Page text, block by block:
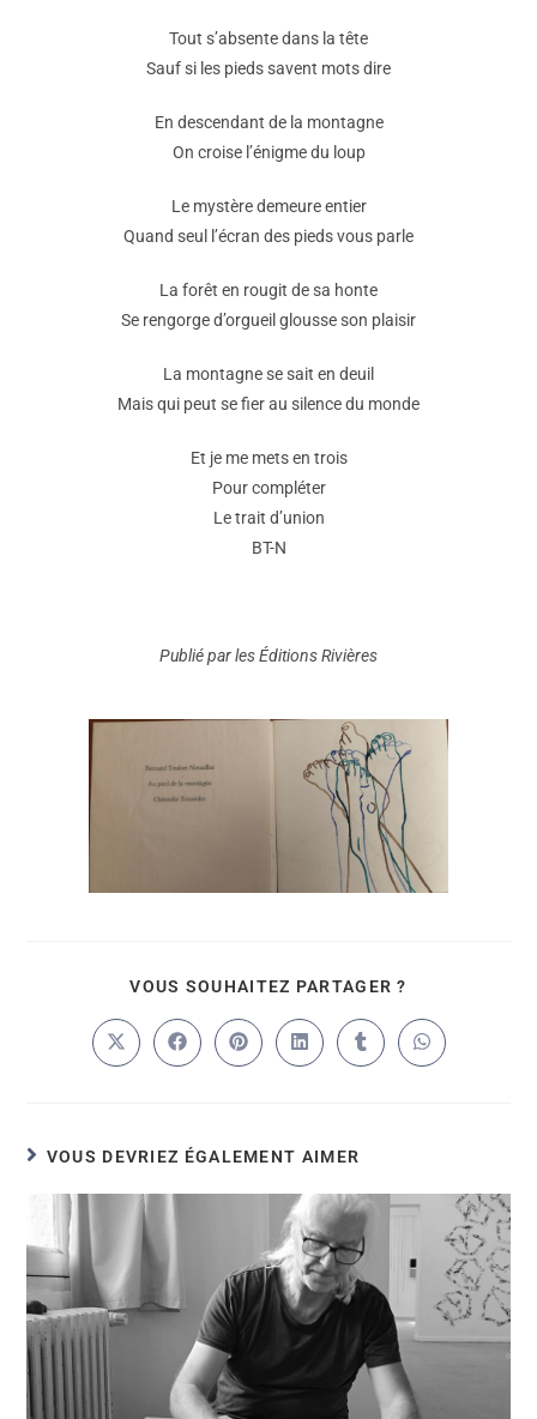
Tout s’absente dans la tête
Sauf si les pieds savent mots dire
En descendant de la montagne
On croise l’énigme du loup
Le mystère demeure entier
Quand seul l’écran des pieds vous parle
La forêt en rougit de sa honte
Se rengorge d’orgueil glousse son plaisir
La montagne se sait en deuil
Mais qui peut se fier au silence du monde
Et je me mets en trois
Pour compléter
Le trait d’union
BT-N
Publié par les Éditions Rivières
VOUS SOUHAITEZ PARTAGER ?
VOUS DEVRIEZ ÉGALEMENT AIMER